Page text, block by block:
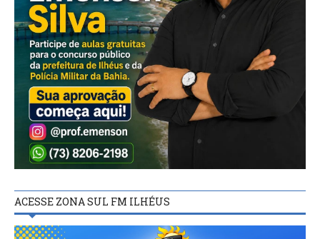
ACESSE ZONA SUL FM ILHÉUS